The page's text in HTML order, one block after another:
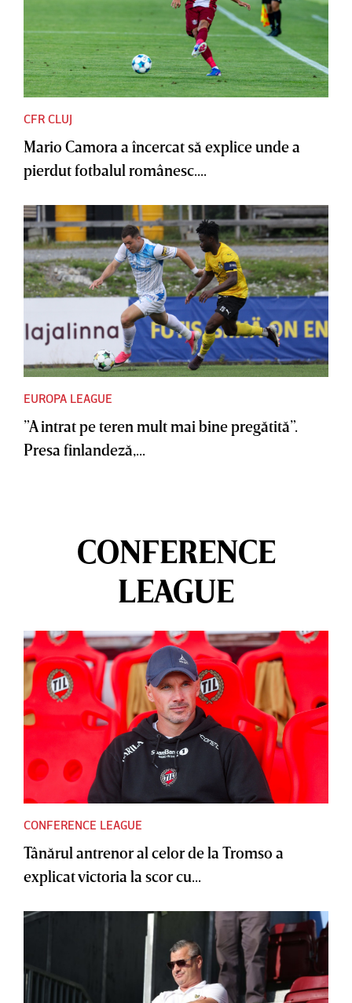
CFR CLUJ
Mario Camora a încercat să explice unde a
pierdut fotbalul românesc....
EUROPA LEAGUE
”A intrat pe teren mult mai bine pregătită”.
Presa finlandeză,...
CONFERENCE
LEAGUE
CONFERENCE LEAGUE
Tânărul antrenor al celor de la Tromso a
explicat victoria la scor cu...